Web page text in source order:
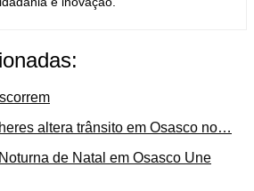
altera trânsito em Osasco no…